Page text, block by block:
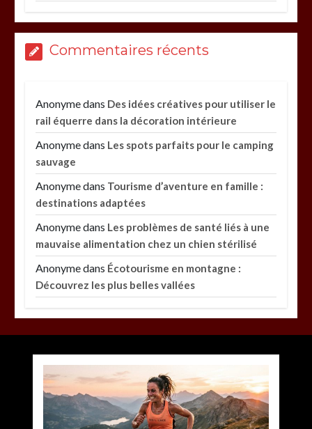
Commentaires récents
Anonymedans Des idées créatives pour utiliser le
rail équerre dans la décoration intérieure
Anonymedans Les spots parfaits pour le camping
sauvage
Anonymedans Tourisme d’aventure en famille :
destinations adaptées
Anonymedans Les problèmes de santé liés à une
mauvaise alimentation chez un chien stérilisé
Anonymedans Écotourisme en montagne :
Découvrez les plus belles vallées
Vitalité au quotidien : découvrez notre banc
d’essai 2026 des 9 meilleurs compléments
Paysagiste à Sainte-Eulalie : ce qui sépare le bon
parPovoski 5 août 2026
6 minutes
2 jours